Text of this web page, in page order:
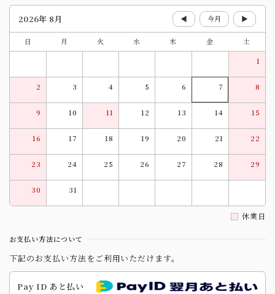
2026年 8月 ◀ 今月 ▶
日 月 火 水 木 金
土
1
2 3 4 5 6 7 8
9 10 11 12 13 14 15
16 17 18 19 20 21 22
23 24 25 26 27 28 29
30 31
休業日
お支払い方法について
下記のお支払い方法をご利用いただけます。
Pay ID あと払い